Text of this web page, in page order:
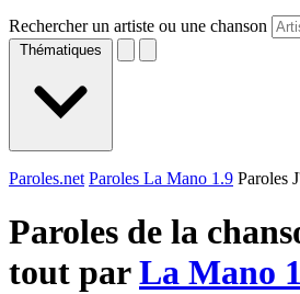
Rechercher un artiste ou une chanson
Thématiques
Paroles.net Paroles La Mano 1.9 Paroles
Paroles de la
tout parLa Mano